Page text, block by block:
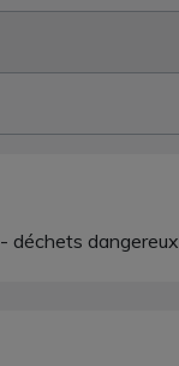
- déchets dangereux